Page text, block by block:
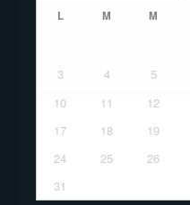
L M M
3
4 5
10
11 12
17
18 19
24
25 26
31